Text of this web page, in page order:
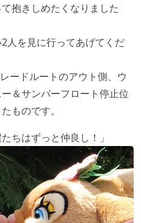
抱きしめたくなりました
人を見に行ってあげてくだ
ードルートのアウト側、ウ
＆サンパーフロート停止位
ものです。
ちはずっと仲良し！」